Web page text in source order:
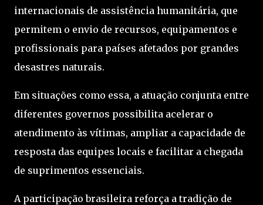
internacionais de assistência humanitária, que
permitem o envio de recursos, equipamentos e
profissionais para países afetados por grandes
desastres naturais.
Em situações como essa, a atuação conjunta entre
diferentes governos possibilita acelerar o
atendimento às vítimas, ampliar a capacidade de
resposta das equipes locais e facilitar a chegada
de suprimentos essenciais.
A participação brasileira reforça a tradição de